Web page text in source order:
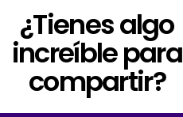
CREAR¿Tienes algo
increíble para
compartir?